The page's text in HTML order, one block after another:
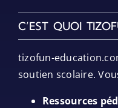
C’EST QUOI
tizofun-
soutien scolaire.
Ressources